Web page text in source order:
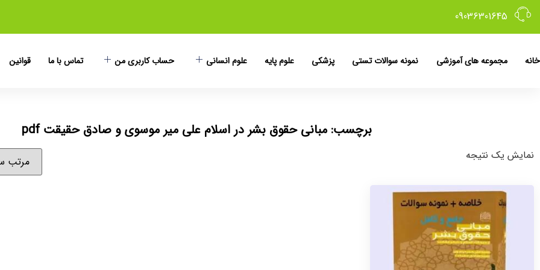
09036301645
خانه مجموعه های آموزشی نمونه سوالات تستی پزشکی علوم پایه علوم انسانی حساب کاربری من تماس با ما قوانین
برچسب: مبانی حقوق بشر در اسلام علی میر موسوی و صادق حقیقت pdf
نمایش یک نتیجه